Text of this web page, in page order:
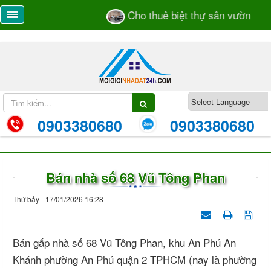
Cho thuê biệt thự sân vườn số
0903380680 0903380680
Bán nhà số 68 Vũ Tông Phan
Thứ bảy - 17/01/2026 16:28
Bán gấp nhà số 68 Vũ Tông Phan, khu An Phú An
Khánh phường An Phú quận 2 TPHCM (nay là phường